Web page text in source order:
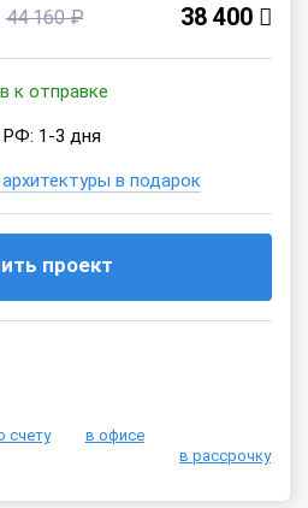
44 160 ₽ 38 400
к отправке
РФ: 1-3 дня
в подарок
проект
счету
в офисе
в рассрочку